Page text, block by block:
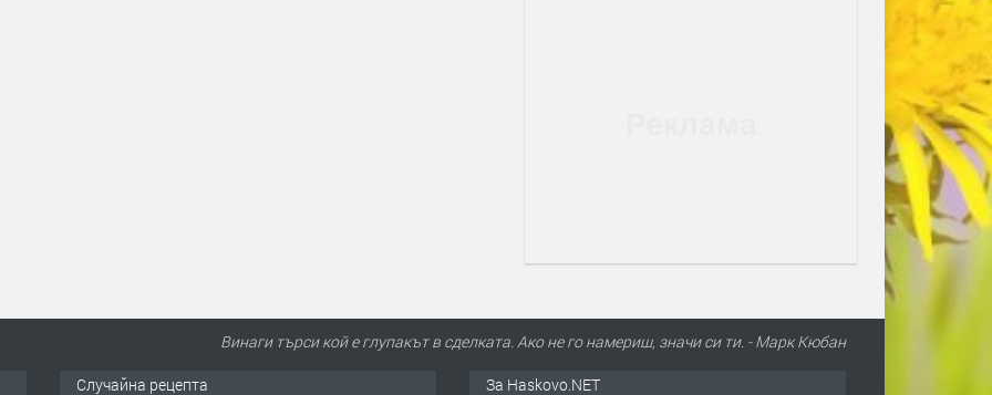
Винаги търси кой е глупакът в сделката. Ако не го намериш, значи си ти. - Марк Кюбан
Случайна рецепта За Haskovo.NET